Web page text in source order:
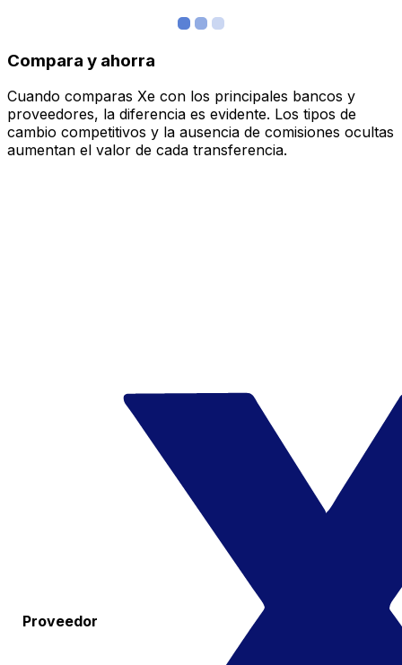
Compara y ahorra
Cuando comparas Xe con los principales bancos y
proveedores, la diferencia es evidente. Los tipos de
cambio competitivos y la ausencia de comisiones ocultas
aumentan el valor de cada transferencia.
Proveedor